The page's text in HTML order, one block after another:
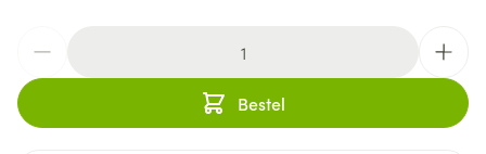
Bestel